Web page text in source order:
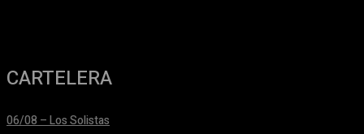
CARTELERA
06/08 – Los Solistas